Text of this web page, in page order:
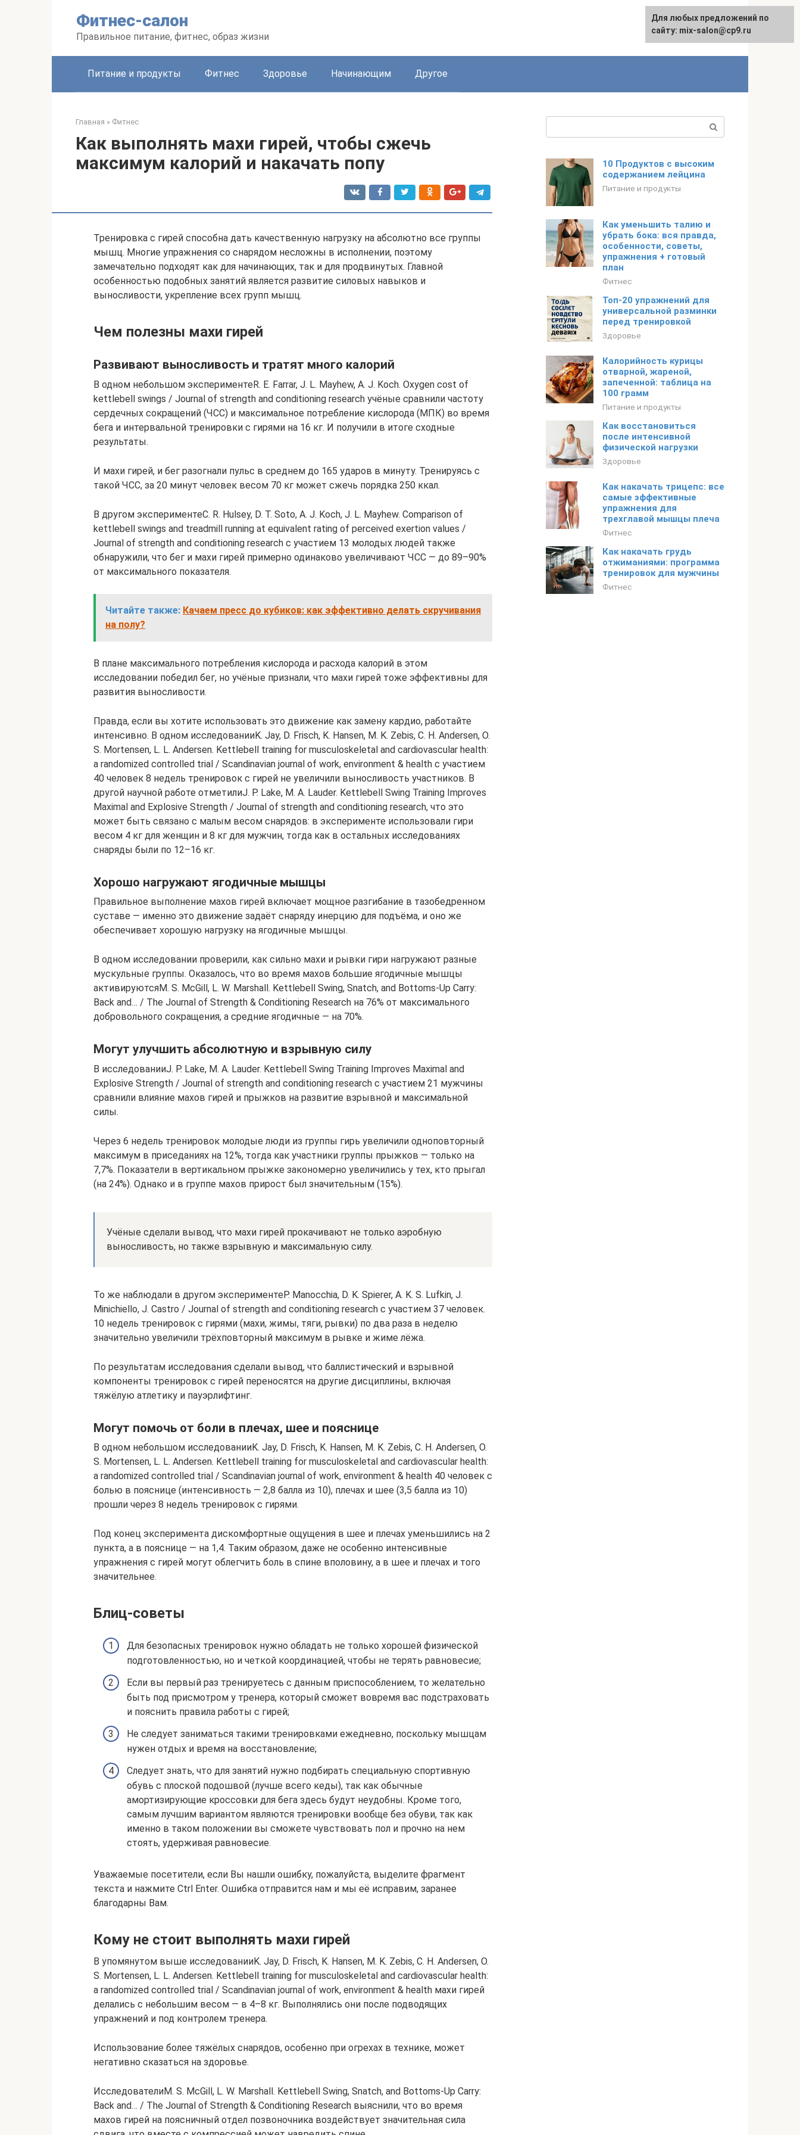
Фитнес-салон
Правильное питание, фитнес, образ жизни
Питание и продукты Фитнес Здоровье Начинающим Другое
Главная » Фитнес
Как выполнять махи гирей, чтобы сжечь
максимум калорий и накачать попу
Тренировка с гирей способна дать качественную нагрузку на абсолютно все группы
мышц. Многие упражнения со снарядом несложны в исполнении, поэтому
замечательно подходят как для начинающих, так и для продвинутых. Главной
особенностью подобных занятий является развитие силовых навыков и
выносливости, укрепление всех групп мышц.
Чем полезны махи гирей
Развивают выносливость и тратят много калорий
В одном небольшом экспериментеR. E. Farrar, J. L. Mayhew, A. J. Koch. Oxygen cost of
kettlebell swings / Journal of strength and conditioning research учёные сравнили частоту
сердечных сокращений (ЧСС) и максимальное потребление кислорода (МПК) во время
бега и интервальной тренировки с гирями на 16 кг. И получили в итоге сходные
результаты.
И махи гирей, и бег разогнали пульс в среднем до 165 ударов в минуту. Тренируясь с
такой ЧСС, за 20 минут человек весом 70 кг может сжечь порядка 250 ккал.
В другом экспериментеC. R. Hulsey, D. T. Soto, A. J. Koch, J. L. Mayhew. Comparison of
kettlebell swings and treadmill running at equivalent rating of perceived exertion values /
Journal of strength and conditioning research с участием 13 молодых людей также
обнаружили, что бег и махи гирей примерно одинаково увеличивают ЧСС — до 89–90%
от максимального показателя.
Читайте также: Качаем пресс до кубиков: как эффективно делать скручивания
на полу?
В плане максимального потребления кислорода и расхода калорий в этом
исследовании победил бег, но учёные признали, что махи гирей тоже эффективны для
развития выносливости.
Правда, если вы хотите использовать это движение как замену кардио, работайте
интенсивно. В одном исследованииK. Jay, D. Frisch, K. Hansen, M. K. Zebis, C. H. Andersen, O.
S. Mortensen, L. L. Andersen. Kettlebell training for musculoskeletal and cardiovascular health:
a randomized controlled trial / Scandinavian journal of work, environment & health с участием
40 человек 8 недель тренировок с гирей не увеличили выносливость участников. В
другой научной работе отметилиJ. P. Lake, M. A. Lauder. Kettlebell Swing Training Improves
Maximal and Explosive Strength / Journal of strength and conditioning research, что это
может быть связано с малым весом снарядов: в эксперименте использовали гири
весом 4 кг для женщин и 8 кг для мужчин, тогда как в остальных исследованиях
снаряды были по 12–16 кг.
Хорошо нагружают ягодичные мышцы
Правильное выполнение махов гирей включает мощное разгибание в тазобедренном
суставе — именно это движение задаёт снаряду инерцию для подъёма, и оно же
обеспечивает хорошую нагрузку на ягодичные мышцы.
В одном исследовании проверили, как сильно махи и рывки гири нагружают разные
мускульные группы. Оказалось, что во время махов большие ягодичные мышцы
активируютсяM. S. McGill, L. W. Marshall. Kettlebell Swing, Snatch, and Bottoms‑Up Carry:
Back and… / The Journal of Strength & Conditioning Research на 76% от максимального
добровольного сокращения, а средние ягодичные — на 70%.
Могут улучшить абсолютную и взрывную силу
В исследованииJ. P. Lake, M. A. Lauder. Kettlebell Swing Training Improves Maximal and
Explosive Strength / Journal of strength and conditioning research с участием 21 мужчины
сравнили влияние махов гирей и прыжков на развитие взрывной и максимальной
силы.
Через 6 недель тренировок молодые люди из группы гирь увеличили одноповторный
максимум в приседаниях на 12%, тогда как участники группы прыжков — только на
7,7%. Показатели в вертикальном прыжке закономерно увеличились у тех, кто прыгал
(на 24%). Однако и в группе махов прирост был значительным (15%).
Учёные сделали вывод, что махи гирей прокачивают не только аэробную
выносливость, но также взрывную и максимальную силу.
То же наблюдали в другом экспериментеP. Manocchia, D. K. Spierer, A. K. S. Lufkin, J.
Minichiello, J. Castro / Journal of strength and conditioning research с участием 37 человек.
10 недель тренировок с гирями (махи, жимы, тяги, рывки) по два раза в неделю
значительно увеличили трёхповторный максимум в рывке и жиме лёжа.
По результатам исследования сделали вывод, что баллистический и взрывной
компоненты тренировок с гирей переносятся на другие дисциплины, включая
тяжёлую атлетику и пауэрлифтинг.
Могут помочь от боли в плечах, шее и пояснице
В одном небольшом исследованииK. Jay, D. Frisch, K. Hansen, M. K. Zebis, C. H. Andersen, O.
S. Mortensen, L. L. Andersen. Kettlebell training for musculoskeletal and cardiovascular health:
a randomized controlled trial / Scandinavian journal of work, environment & health 40 человек с
болью в пояснице (интенсивность — 2,8 балла из 10), плечах и шее (3,5 балла из 10)
прошли через 8 недель тренировок с гирями.
Под конец эксперимента дискомфортные ощущения в шее и плечах уменьшились на 2
пункта, а в пояснице — на 1,4. Таким образом, даже не особенно интенсивные
упражнения с гирей могут облегчить боль в спине вполовину, а в шее и плечах и того
значительнее.
Блиц-советы
Для безопасных тренировок нужно обладать не только хорошей физической
подготовленностью, но и четкой координацией, чтобы не терять равновесие;
Если вы первый раз тренируетесь с данным приспособлением, то желательно
быть под присмотром у тренера, который сможет вовремя вас подстраховать
и пояснить правила работы с гирей;
Не следует заниматься такими тренировками ежедневно, поскольку мышцам
нужен отдых и время на восстановление;
Следует знать, что для занятий нужно подбирать специальную спортивную
обувь с плоской подошвой (лучше всего кеды), так как обычные
амортизирующие кроссовки для бега здесь будут неудобны. Кроме того,
самым лучшим вариантом являются тренировки вообще без обуви, так как
именно в таком положении вы сможете чувствовать пол и прочно на нем
стоять, удерживая равновесие.
Уважаемые посетители, если Вы нашли ошибку, пожалуйста, выделите фрагмент
текста и нажмите Ctrl Enter. Ошибка отправится нам и мы её исправим, заранее
благодарны Вам.
Кому не стоит выполнять махи гирей
В упомянутом выше исследованииK. Jay, D. Frisch, K. Hansen, M. K. Zebis, C. H. Andersen, O.
S. Mortensen, L. L. Andersen. Kettlebell training for musculoskeletal and cardiovascular health:
a randomized controlled trial / Scandinavian journal of work, environment & health махи гирей
делались с небольшим весом — в 4–8 кг. Выполнялись они после подводящих
упражнений и под контролем тренера.
Использование более тяжёлых снарядов, особенно при огрехах в технике, может
негативно сказаться на здоровье.
ИсследователиM. S. McGill, L. W. Marshall. Kettlebell Swing, Snatch, and Bottoms‑Up Carry:
Back and… / The Journal of Strength & Conditioning Research выяснили, что во время
махов гирей на поясничный отдел позвоночника воздействует значительная сила
10 Продуктов с высоким
содержанием лейцина
Питание и продукты
Как уменьшить талию и
убрать бока: вся правда,
особенности, советы,
упражнения + готовый
план
Фитнес
Топ-20 упражнений для
универсальной разминки
перед тренировкой
Здоровье
Калорийность курицы
отварной, жареной,
запеченной: таблица на
100 грамм
Питание и продукты
Как восстановиться
после интенсивной
физической нагрузки
Здоровье
Как накачать трицепс: все
самые эффективные
упражнения для
трехглавой мышцы плеча
Фитнес
Как накачать грудь
отжиманиями: программа
тренировок для мужчины
Фитнес
Для любых предложений по
сайту: mix-salon@cp9.ru